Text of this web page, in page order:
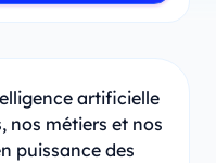
artificielle
nos métiers et nos
puissance des